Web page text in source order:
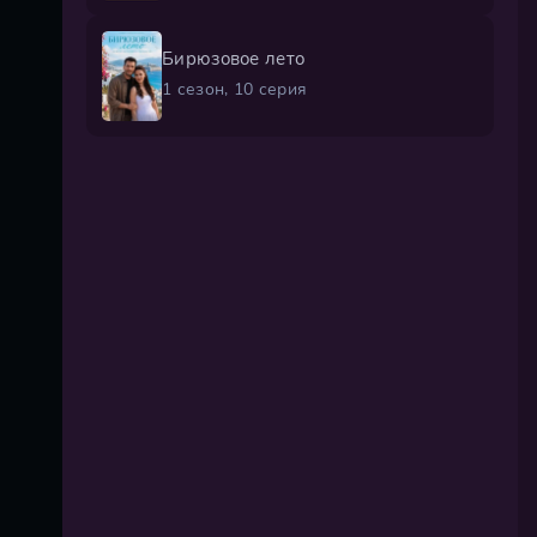
Бирюзовое лето
1 сезон, 10 серия